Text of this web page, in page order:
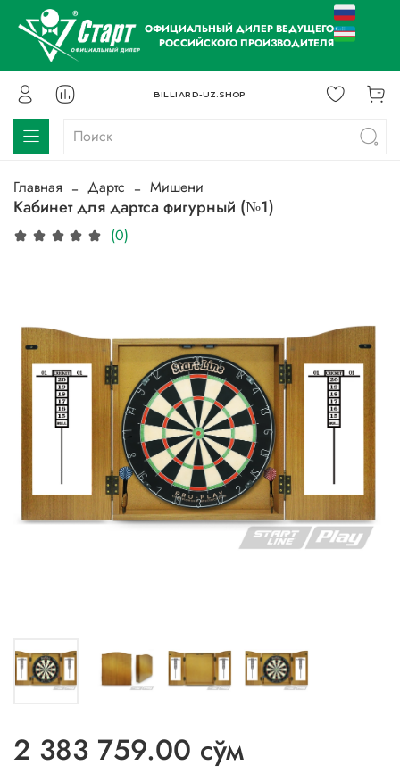
ОФИЦИАЛЬНЫЙ ДИЛЕР ВЕДУЩЕГО
РОССИЙСКОГО ПРОИЗВОДИТЕЛЯ
BILLIARD-UZ.SHOP
Главная Дартс Мишени
Кабинет для дартса фигурный (№1)
(0)
2 383 759.00 сўм